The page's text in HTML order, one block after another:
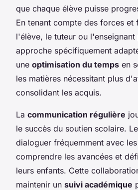
que chaque élève puisse
En tenant compte des forces et
l'élève, le tuteur ou
approche spécifiquement
une optimisation du temps en
les matières nécessitant plus
consolidant les acquis.
La communication régulière
le succès du soutien scolaire.
dialoguer fréquemment avec
comprendre les avancées et
leurs enfants. Cette
maintenir un suivi académique